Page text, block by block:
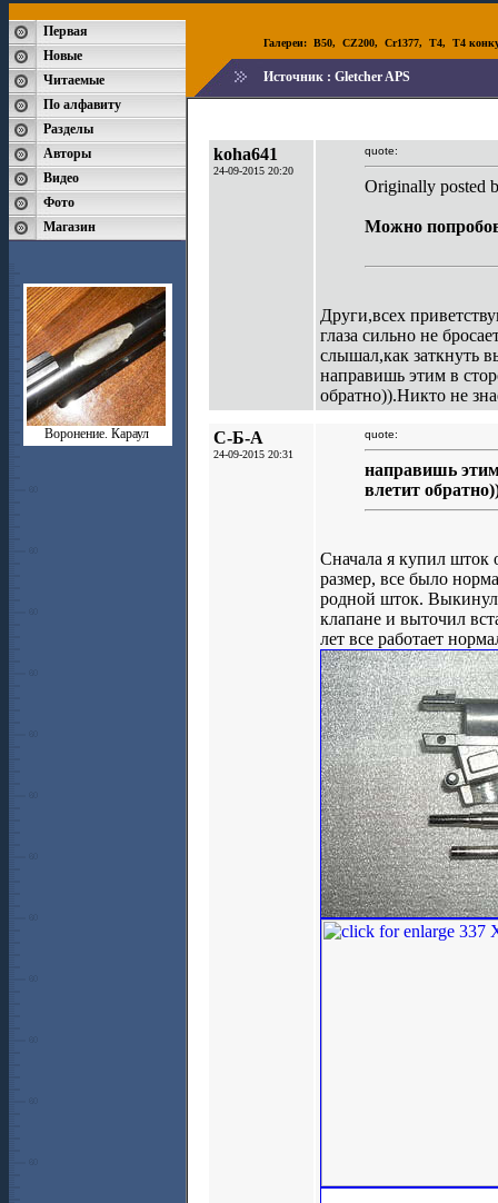
Первая
Новые
Читаемые
По алфавиту
Разделы
Авторы
Видео
Фото
Магазин
Воронение. Караул
Галереи: B50, CZ200, Cr1377, T4, T4
Источник : Gletcher APS
koha641
24-09-2015 20:20
quote:
Originally posted
Можно
Други,всех
глаза сильно не
слышал,как заткнуть
направишь этим в
обратно)).Никто не
С-Б-А
24-09-2015 20:31
quote:
направишь
влетит
Сначала я купил шток
размер, все было
родной шток. Выкинул
клапане и выточил
лет все работает